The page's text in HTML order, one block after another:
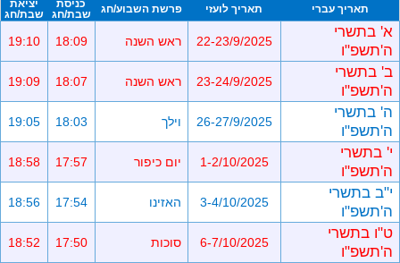
תאריך עברי תאריך לועזי פרשת השבוע/חג
כניסת
שבת/חג
יציאת
שבת/חג
א' בתשרי
ה'תשפ"ו
22-23/9/2025 ראש השנה 18:09
19:10
ב' בתשרי
ה'תשפ"ו
23-24/9/2025 ראש השנה 18:07
19:09
ה' בתשרי
ה'תשפ"ו
26-27/9/2025 וילך 18:03
19:05
י' בתשרי
ה'תשפ"ו
1-2/10/2025 יום כיפור 17:57
18:58
י"ב בתשרי
ה'תשפ"ו
3-4/10/2025 האזינו 17:54
18:56
ט"ו בתשרי
ה'תשפ"ו
6-7/10/2025 סוכות 17:50
18:52